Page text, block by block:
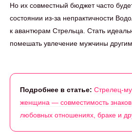
Но их совместный бюджет часто
состоянии из-за непрактичности
к авантюрам Стрельца. Стать
помешать увлечение мужчины
Подробнее в статье: Стрелец-
женщина — совместимость знаков
любовных отношениях, браке и